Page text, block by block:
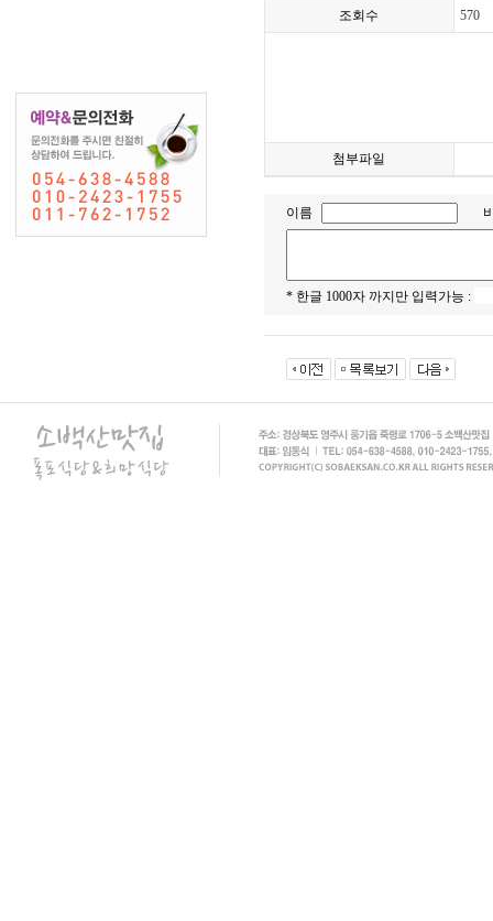
조회수 570
첨부파일
이름
* 한글 1000자 까지만 입력가능 :